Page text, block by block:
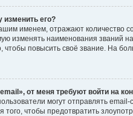
изменить его?
именем, отражают количество
изменять наименования званий
чтобы повысить своё звание. На
от меня требуют войти на
могут отправлять
того, чтобы предотвратить